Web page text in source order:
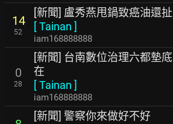
14
52
[新聞] 盧秀燕甩鍋致癌油還
[Tainan ]
iam168888888
0
28
[新聞] 台南數位治理六都墊
在
[Tainan ]
iam168888888
[新聞] 警察你來做好不好